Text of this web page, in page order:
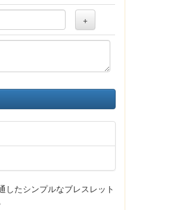
+
したシンプルなブレスレット